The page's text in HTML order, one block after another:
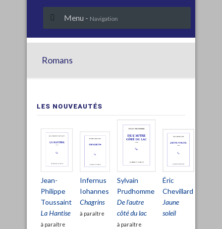
Menu - Navigation
Romans
LES NOUVEAUTÉS
Jean-
Philippe
Toussaint
La Hantise
à paraître
Infernus
Iohannes
Chagrins
à paraître
Sylvain
Prudhomme
De l’autre
côté du lac
à paraître
Éric
Chevillard
Jaune
soleil